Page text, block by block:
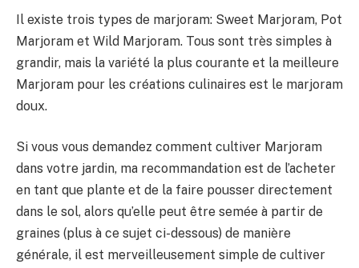
Il existe trois types de marjoram: Sweet Marjoram, Pot
Marjoram et Wild Marjoram. Tous sont très simples à
grandir, mais la variété la plus courante et la meilleure
Marjoram pour les créations culinaires est le marjoram
doux.
Si vous vous demandez comment cultiver Marjoram
dans votre jardin, ma recommandation est de l’acheter
en tant que plante et de la faire pousser directement
dans le sol, alors qu’elle peut être semée à partir de
graines (plus à ce sujet ci-dessous) de manière
générale, il est merveilleusement simple de cultiver